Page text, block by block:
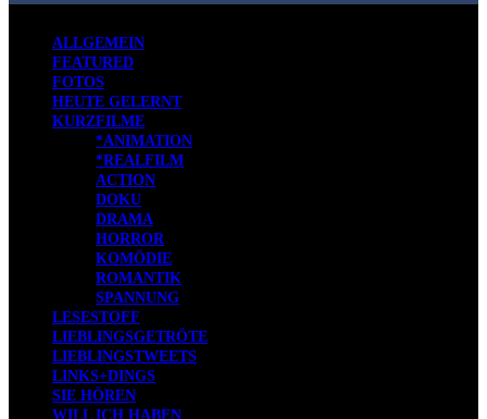
ALLGEMEIN
FEATURED
FOTOS
HEUTE GELERNT
KURZFILME
*ANIMATION
*REALFILM
ACTION
DOKU
DRAMA
HORROR
KOMÖDIE
ROMANTIK
SPANNUNG
LESESTOFF
LIEBLINGSGETRÖTE
LIEBLINGSTWEETS
LINKS+DINGS
SIE HÖREN
WILL ICH HABEN